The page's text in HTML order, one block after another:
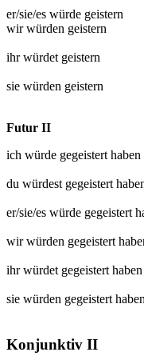
er/sie/es würde geistern
wir würden geistern
ihr würdet geistern
sie würden geistern
Futur II
ich würde gegeisterthaben
du würdest gegeistert
er/sie/es würde gegeistert
wir würden gegeistert
ihr würdet gegeisterthaben
sie würden gegeistert
Konjunktiv II